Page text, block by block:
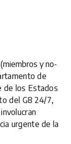
y no-
de
de los Estados
del G8 24/7,
urgente de la